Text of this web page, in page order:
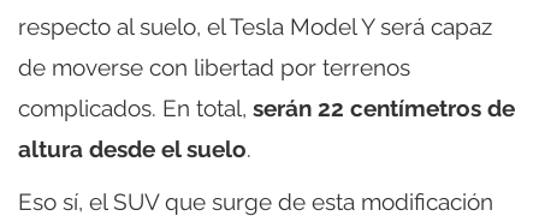
respecto al suelo, el Tesla Model Y será capaz
de moverse con libertad por terrenos
complicados. En total, serán 22 centímetros de
altura desde el suelo.
Eso sí, el SUV que surge de esta modificación